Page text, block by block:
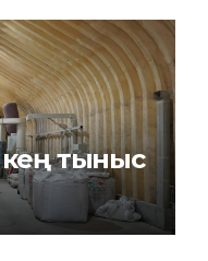
Кәсіпорындарға – кең тыныс